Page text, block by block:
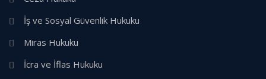
İş ve Sosyal Güvenlik Hukuku
Miras Hukuku
İcra ve İflas Hukuku